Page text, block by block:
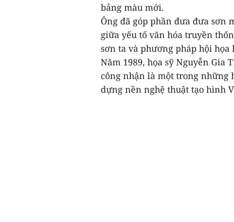
bảng màu mới.
Ông đã góp phần đưa đưa sơn
giữa yếu tố văn hóa truyền
sơn ta và phương pháp hội
Năm 1989, họa sỹ Nguyễn Gia
công nhận là một trong những
dựng nền nghệ thuật tạo hình